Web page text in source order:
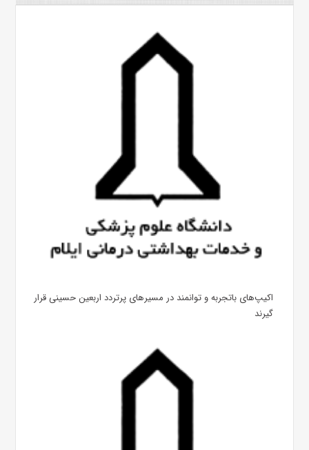
اکیپ‌های باتجربه و توانمند در مسیرهای پرتردد اربعین حسینی قرار
گیرند